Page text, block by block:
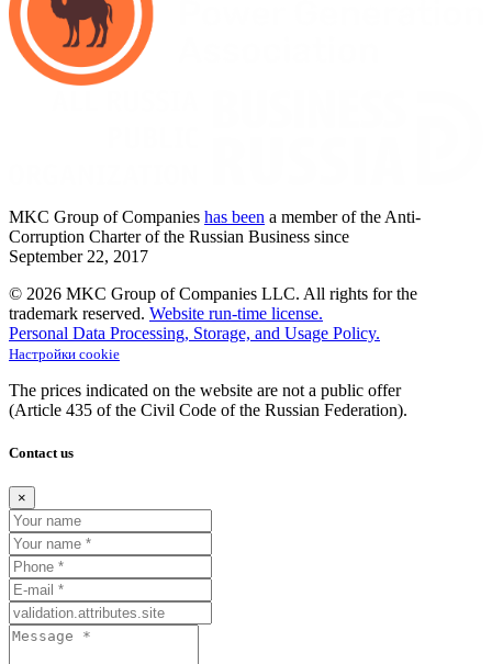
MKC Group of Companies has been a member of the Anti-
Corruption Charter of the Russian Business since
September 22, 2017
© 2026 MKC Group of Companies LLC. All rights for the
trademark reserved. Website run-time license.
Personal Data Processing, Storage, and Usage Policy.
Настройки cookie
The prices indicated on the website are not a public offer
(Article 435 of the Civil Code of the Russian Federation).
Contact us
×